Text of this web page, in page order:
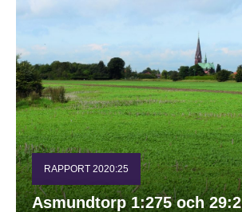
RAPPORT 2020:25
Asmundtorp 1:275 och 29:2